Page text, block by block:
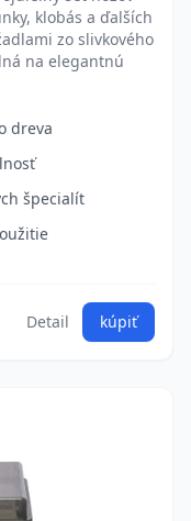
klobás a ďalších
zo slivkového
na elegantnú
dreva
špecialít
Detail kúpiť